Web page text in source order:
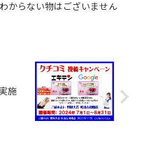
からない物はございません
施